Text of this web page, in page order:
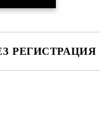
РЕГИСТРАЦИЯ